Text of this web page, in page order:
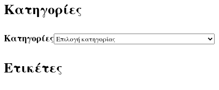
Kατηγορίες
Kατηγορίες
Ετικέτες